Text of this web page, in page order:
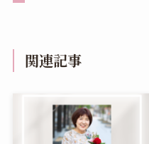
関連記事